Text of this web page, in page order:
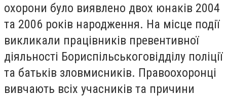
охорони було виявлено двох юнаків 2004
та 2006 років народження. На місце події
викликали працівників превентивної
діяльності Бориспільськоговідділу поліції
та батьків зловмисників. Правоохоронці
вивчають всіх учасників та причини